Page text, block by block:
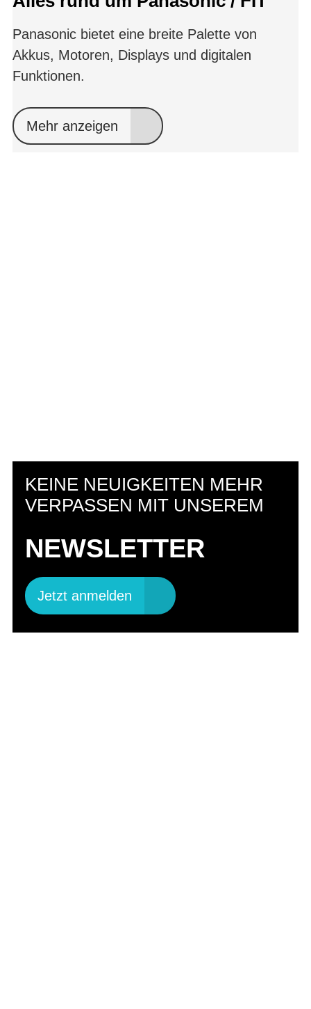
Panasonic bietet eine breite Palette von
Akkus, Motoren, Displays und digitalen
Funktionen.
Mehr anzeigen
WEIL DIE NATUR UNS AM
HERZEN LIEGT.
BEI FLYER
Mehr erfahren
KEINE NEUIGKEITEN MEHR
VERPASSEN MIT UNSEREM
NEWSLETTER
Jetzt anmelden